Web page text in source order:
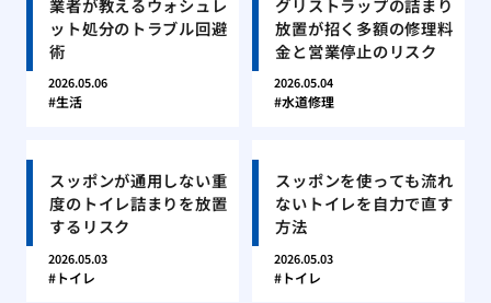
ット処分のトラブル回避
術
2026.05.06
生活
放置が招く多額の修理料
金と営業停止のリスク
2026.05.04
水道修理
スッポンが通用しない重
度のトイレ詰まりを放置
するリスク
2026.05.03
トイレ
スッポンを使っても流れ
ないトイレを自力で直す
方法
2026.05.03
トイレ